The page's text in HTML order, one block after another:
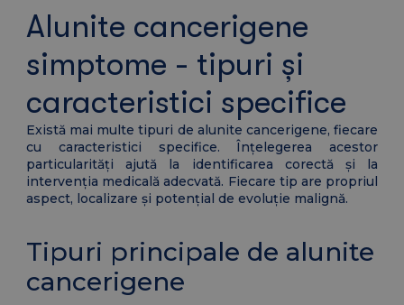
Alunite cancerigene
simptome - tipuri și
caracteristici specifice
Există mai multe tipuri de alunite cancerigene, fiecare
cu caracteristici specifice. Înțelegerea acestor
particularități ajută la identificarea corectă și la
intervenția medicală adecvată. Fiecare tip are propriul
aspect, localizare și potențial de evoluție malignă.
Tipuri principale de alunite
cancerigene